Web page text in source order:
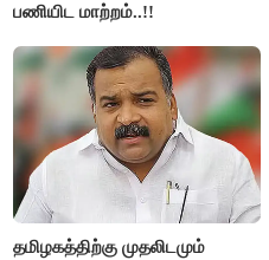
பணியிட மாற்றம்..!!
தமிழகத்திற்கு முதலிடமும்